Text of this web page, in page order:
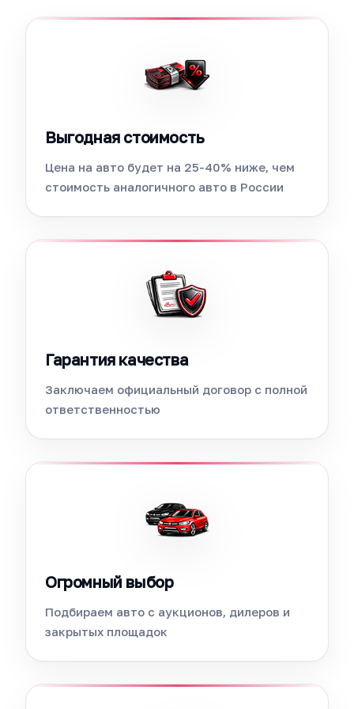
Выгодная стоимость
Цена на авто будет на 25-40% ниже, чем
стоимость аналогичного авто в России
Гарантия качества
Заключаем официальный договор с полной
ответственностью
Огромный выбор
Подбираем авто с аукционов, дилеров и
закрытых площадок